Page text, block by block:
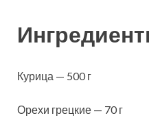
Курица — 500 г
Орехи грецкие — 70 г